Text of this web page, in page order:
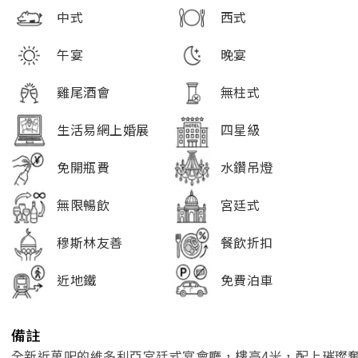
中式
西式
午宴
晚宴
雞尾酒會
無柱式
生活易網上婚展
四星級
免開瓶費
水鑽吊燈
無限暢飲
宮廷式
穆斯林友善
餐飲折扣
近地鐵
免費泊車
備註